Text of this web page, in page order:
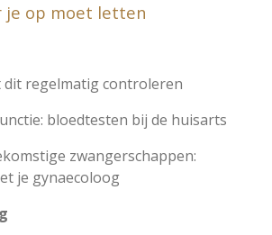
je op moet letten
dit regelmatig controleren
bloedtesten bij de huisarts
zwangerschappen:
je gynaecoloog